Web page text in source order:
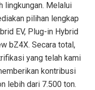
lingkungan. Melalui
pilihan lengkap
EV, Plug-in Hybrid
bZ4X. Secara total,
yang telah kami
kontribusi
lebih dari 7.500 ton.